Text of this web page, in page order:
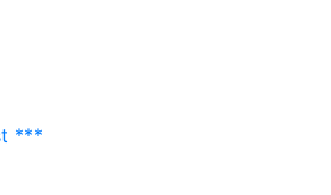
***